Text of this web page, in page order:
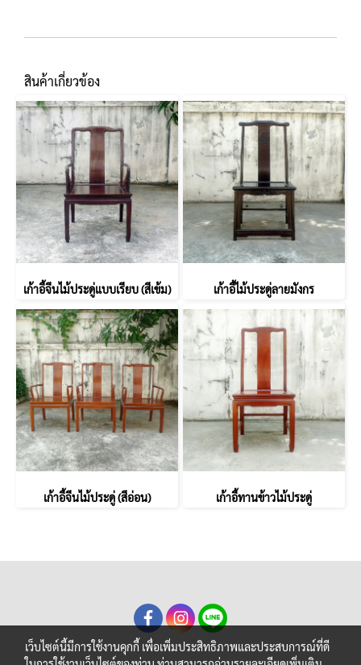
สินค้าเกี่ยวข้อง
เก้าอี้จีนไม้ประดู่แบบเรียบ (สีเข้ม) เก้าอี้ไม้ประดู่ลายมังกร
เก้าอี้จีนไม้ประดู่ (สีอ่อน) เก้าอี้ทานข้าวไม้ประดู่
เว็บไซต์นี้มีการใช้งานคุกกี้ เพื่อเพิ่มประสิทธิภาพและประสบการณ์ที่ดี